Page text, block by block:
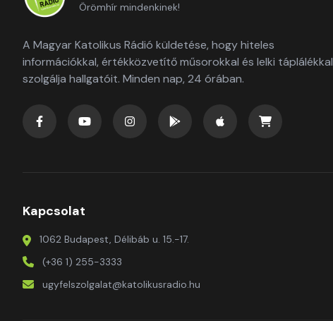
Örömhír mindenkinek!
A Magyar Katolikus Rádió küldetése, hogy hiteles
információkkal, értékközvetítő műsorokkal és lelki táplálékkal
szolgálja hallgatóit. Minden nap, 24 órában.
Kapcsolat
1062 Budapest, Délibáb u. 15.-17.
(+36 1) 255-3333
ugyfelszolgalat@katolikusradio.hu